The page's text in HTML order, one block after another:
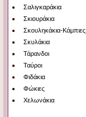
Σαλιγκαράκια
Σκιουράκια
Σκουληκάκια-Κάμπιες
Σκυλάκια
Τάρανδοι
Ταύροι
Φιδάκια
Φώκιες
Χελωνάκια